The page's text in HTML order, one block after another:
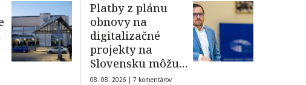
Platby z plánu
obnovy na
digitalizačné
projekty na
Slovensku môžu
byť ohrozené,
08. 08. 2026 | 7 komentárov